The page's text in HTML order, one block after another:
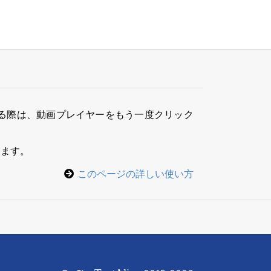
は、動画プレイヤーをもう一度クリック
す。
このページの詳しい使い方